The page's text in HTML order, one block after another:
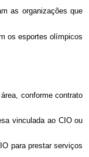
as organizações que
os esportes olímpicos
conforme contrato
vinculada ao CIOou
para prestar serviços